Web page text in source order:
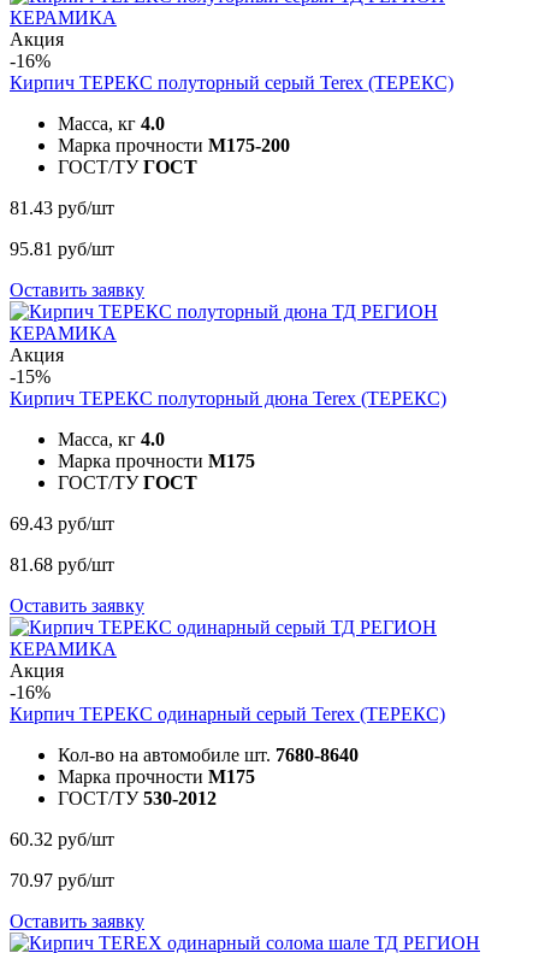
Акция
-16%
Кирпич ТЕРЕКС полуторный серый Terex (ТЕРЕКС)
Масса, кг 4.0
Марка прочности M175-200
ГОСТ/ТУ ГОСТ
81.43 руб/шт
95.81 руб/шт
Оставить заявку
Акция
-15%
Кирпич ТЕРЕКС полуторный дюна Terex (ТЕРЕКС)
Масса, кг 4.0
Марка прочности M175
ГОСТ/ТУ ГОСТ
69.43 руб/шт
81.68 руб/шт
Оставить заявку
Акция
-16%
Кирпич ТЕРЕКС одинарный серый Terex (ТЕРЕКС)
Кол-во на автомобиле шт. 7680-8640
Марка прочности M175
ГОСТ/ТУ 530-2012
60.32 руб/шт
70.97 руб/шт
Оставить заявку